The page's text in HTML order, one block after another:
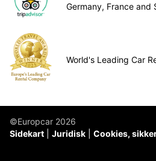
Germany, France and
World's Leading Car
©Europcar 2026
Sidekart
Juridisk Cookies,